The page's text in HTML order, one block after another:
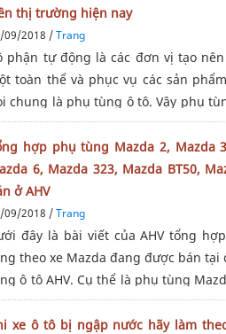
thị trường hiện nay
09/2018 /Trang
phận tự động là các đơn vị tạo
toàn thể và phục vụ các sản
chung là phụ tùng ô tô. Vậy phụ
những loại nào, hãy cũng AHV
hợp phụ tùng Mazda 2, Mazda
6, Mazda 323, Mazda BT50,
ở AHV
09/2018 /Trang
đây là bài viết của AHV tổng
theo xe Mazda đang được bán tại
ô tô AHV. Cụ thể là phụ tùng
CX5, Mazda 6, Mazda 323,
CX9. Phụ tùng Mazda
xe ô tô bị ngập nước hãy làm